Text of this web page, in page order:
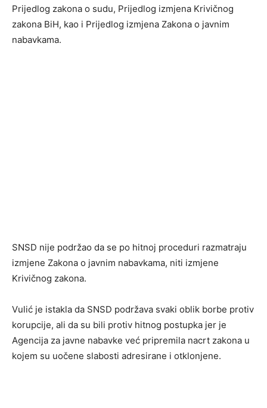
Prijedlog zakona o sudu, Prijedlog izmjena Krivičnog
zakona BiH, kao i Prijedlog izmjena Zakona o javnim
nabavkama.
SNSD nije podržao da se po hitnoj proceduri razmatraju
izmjene Zakona o javnim nabavkama, niti izmjene
Krivičnog zakona.
Vulić je istakla da SNSD podržava svaki oblik borbe protiv
korupcije, ali da su bili protiv hitnog postupka jer je
Agencija za javne nabavke već pripremila nacrt zakona u
kojem su uočene slabosti adresirane i otklonjene.